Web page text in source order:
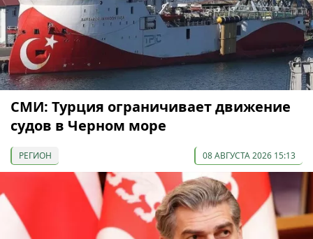
СМИ: Турция ограничивает движение
судов в Черном море
РЕГИОН 08 АВГУСТА 2026 15:13